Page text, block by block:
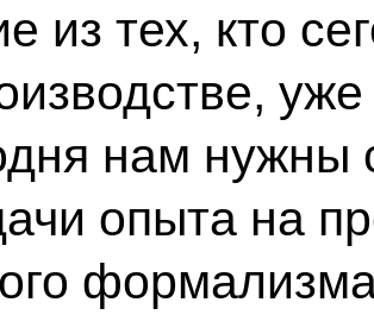
из тех, кто
нам
опыта на